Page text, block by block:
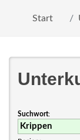
Start
Suchwort: